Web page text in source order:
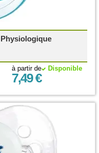
Disponible
à partir de
7,49 €